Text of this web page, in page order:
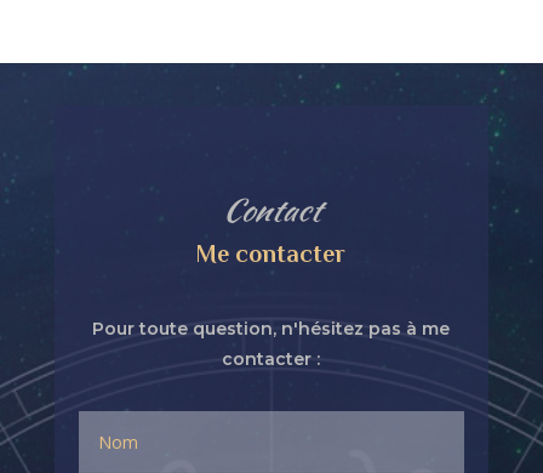
Contact
Me contacter
Pour toute question, n'hésitez pas à me
contacter :